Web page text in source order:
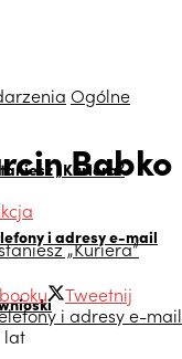
„Kuriera”
i adresy e-mail
„Kuriera”
i adresy e-mail
Ogólne
Babko
Tweetnij
lat